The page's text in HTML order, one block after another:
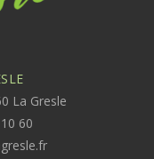
La Gresle
60